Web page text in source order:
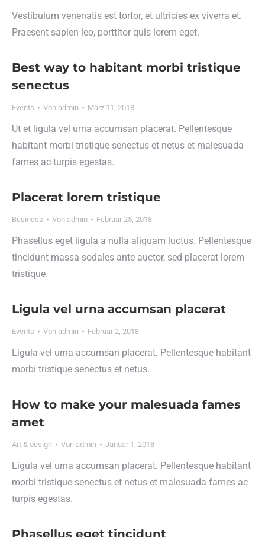
Vestibulum venenatis est tortor, et ultricies ex viverra et.
Praesent sapien leo, porttitor quis lorem eget.
Best way to habitant morbi tristique
senectus
Events Von admin März 11, 2018
Ut et ligula vel urna accumsan placerat. Pellentesque
habitant morbi tristique senectus et netus et malesuada
fames ac turpis egestas.
Placerat lorem tristique
Business Von admin Februar 25, 2018
Phasellus eget ligula a nulla aliquam luctus. Pellentesque
tincidunt massa sodales ante auctor, sed placerat lorem
tristique.
Ligula vel urna accumsan placerat
Events Von admin Februar 2, 2018
Ligula vel urna accumsan placerat. Pellentesque habitant
morbi tristique senectus et netus.
How to make your malesuada fames
amet
Art & design Von admin Januar 1, 2018
Ligula vel urna accumsan placerat. Pellentesque habitant
morbi tristique senectus et netus et malesuada fames ac
turpis egestas.
Phasellus eget tincidunt